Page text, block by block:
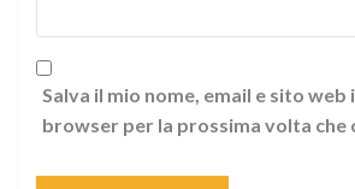
Salva il mio nome, email e sito web
browser per la prossima volta che